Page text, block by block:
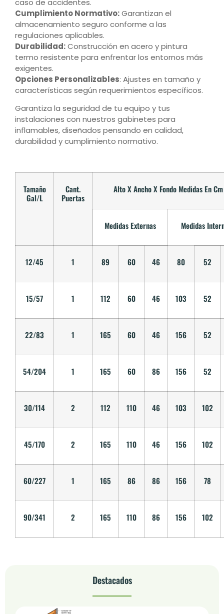
caso de accidentes.
Cumplimiento Normativo:Garantizan el
almacenamiento seguro conforme a las
regulaciones aplicables.
Durabilidad:Construcción en acero y pintura
termo resistente para enfrentar los entornos más
exigentes.
Opciones Personalizables: Ajustes en tamaño y
características según requerimientos específicos.
Garantiza la seguridad de tu equipo y tus
instalaciones con nuestros gabinetes para
inflamables, diseñados pensando en calidad,
durabilidad y cumplimiento normativo.
Tamaño
Gal/L
Cant.
Puertas
Alto X Ancho X Fondo Medidas En Cm
Medidas Externas Medidas
12/45 1 89 60 46 80 52
15/57 1 112 60 46 103 52
22/83 1 165 60 46 156 52
54/204 1 165 60 86 156 52
30/114 2 112 110 46 103 102
45/170 2 165 110 46 156 102
60/227 1 165 86 86 156 78
90/341 2 165 110 86 156 102
Destacados